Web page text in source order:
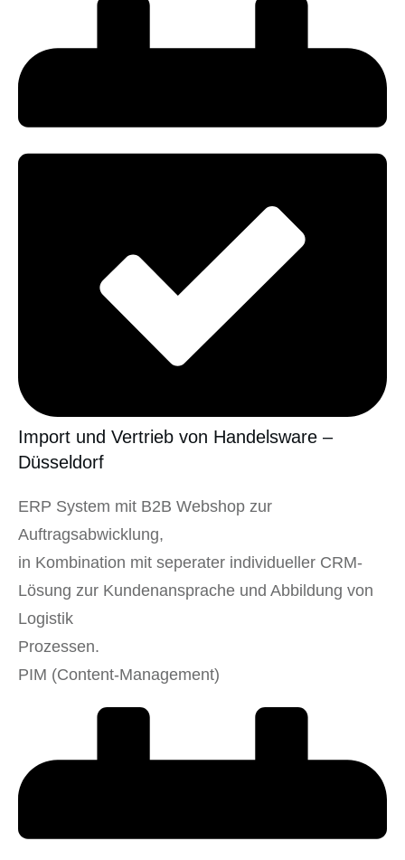
Import und Vertrieb von Handelsware –
Düsseldorf
ERP System mit B2B Webshop zur
Auftragsabwicklung,
in Kombination mit seperater individueller CRM-
Lösung zur Kundenansprache und Abbildung von
Logistik
Prozessen.
PIM (Content-Management)